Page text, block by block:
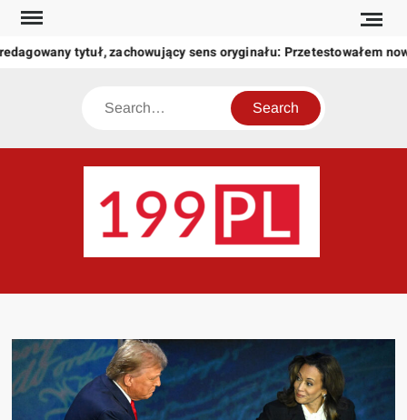
Skip
content
tytuł, zachowujący sens oryginału: Przetestowałem
Search
świat